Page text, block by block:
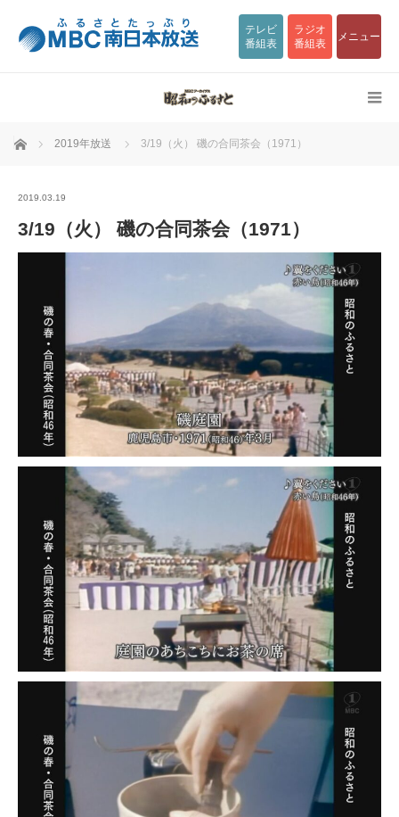
テレビ
番組表
ラジオ
番組表
メニュー
ホーム 2019年放送 3/19（火） 磯の合同茶会（1971）
2019.03.19
3/19（火） 磯の合同茶会（1971）